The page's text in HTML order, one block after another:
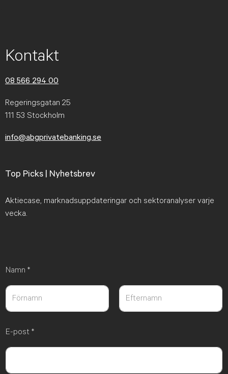
Kontakt
08 566 294 00
Regeringsgatan 25
111 53 Stockholm
info@abgprivatebanking.se
Top Picks | Nyhetsbrev
Aktiecase, marknadsuppdateringar och sektoranalyser varje
vecka.
Namn *
E-post *